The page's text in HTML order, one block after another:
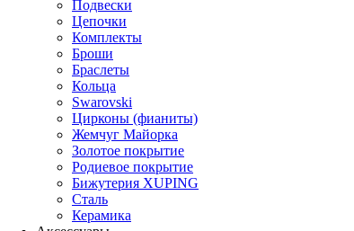
Подвески
Цепочки
Комплекты
Броши
Браслеты
Кольца
Swarovski
Цирконы (фианиты)
Жемчуг Майорка
Золотое покрытие
Родиевое покрытие
Бижутерия XUPING
Сталь
Керамика